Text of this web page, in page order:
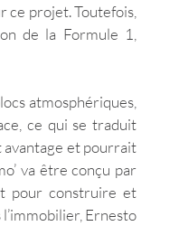
ce projet. Toutefois,
de la Formule 1,
atmosphériques,
ce qui se traduit
avantage et pourrait
va être conçu par
pour construire et
Ernesto